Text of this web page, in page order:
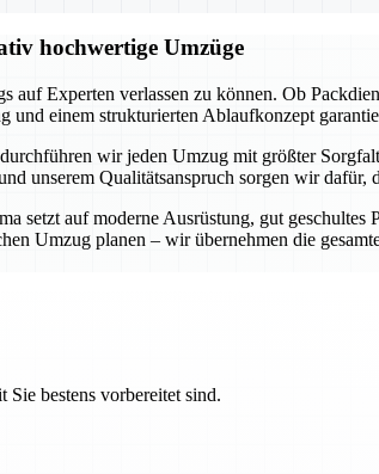
hochwertige Umzüge
Experten verlassen zu können. Ob
einem strukturierten Ablaufkonzept
wir jeden Umzug mit größter
unserem Qualitätsanspruch sorgen wir dafür,
auf moderne Ausrüstung, gut geschultes
Umzug planen – wir übernehmen die
bestens vorbereitet sind.